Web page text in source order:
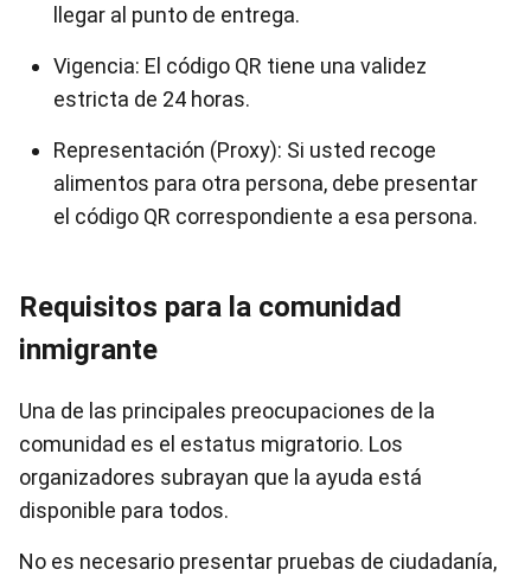
llegar al punto de entrega.
Vigencia: El código QR tiene una validez
estricta de 24 horas.
Representación (Proxy): Si usted recoge
alimentos para otra persona, debe presentar
el código QR correspondiente a esa persona.
Requisitos para la comunidad
inmigrante
Una de las principales preocupaciones de la
comunidad es el estatus migratorio. Los
organizadores subrayan que la ayuda está
disponible para todos.
No es necesario presentar pruebas de ciudadanía,